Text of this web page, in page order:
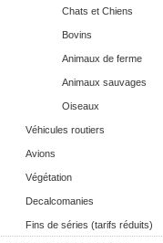
Chats et Chiens
Bovins
Animaux de ferme
Animaux sauvages
Oiseaux
Véhicules routiers
Avions
Végétation
Decalcomanies
Fins de séries (tarifs réduits)